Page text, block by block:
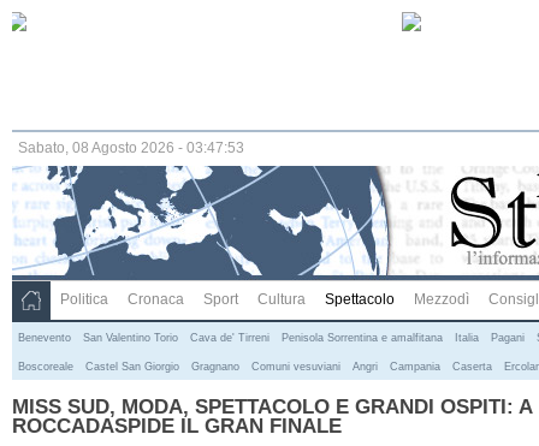
Sabato, 08 Agosto 2026 - 03:47:53
Politica Cronaca Sport Cultura Spettacolo Mezzodì
Benevento San Valentino Torio Cava de' Tirreni Penisola Sorrentina e amalfitana Italia Pagani
Boscoreale Castel San Giorgio Gragnano Comuni vesuviani Angri Campania Caserta
MISS SUD, MODA, SPETTACOLO E GRANDI OSPITI: A
ROCCADASPIDE IL GRAN FINALE